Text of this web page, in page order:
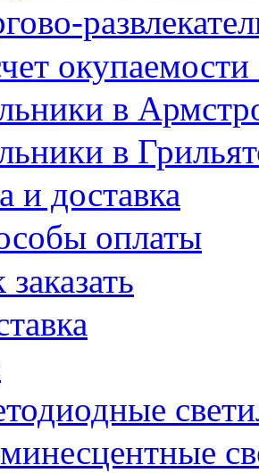
окупаемости
в
в
и доставка
оплаты